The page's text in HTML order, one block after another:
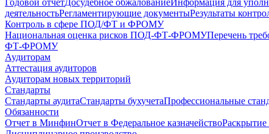
Годовой отчетДосудебное обжалованиеИнформация для
деятельностьРегламентирующие документыРезультаты
Контроль в сфере ПОД/ФТ и ФРОМУ
Национальная оценка рисков ПОД-ФТ-ФРОМУПеречень
ФТ-ФРОМУ
Аудиторам
Аттестация аудиторов
Аудиторам новых территорий
Стандарты
Стандарты аудитаСтандарты бухучетаПрофессиональные
Обязанности
Отчет в МинфинОтчет в Федеральное казначейство